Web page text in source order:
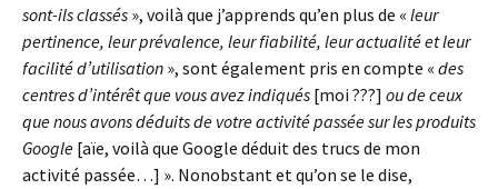
sont-ils classés », voilà que j’apprends qu’en plus de « leur
pertinence, leur prévalence, leur fiabilité, leur actualité et leur
facilité d’utilisation », sont également pris en compte « des
centres d’intérêt que vous avez indiqués [moi ???] ou de ceux
que nous avons déduits de votre activité passée sur les produits
Google [aïe, voilà que Google déduit des trucs de mon
activité passée…] ». Nonobstant et qu’on se le dise,